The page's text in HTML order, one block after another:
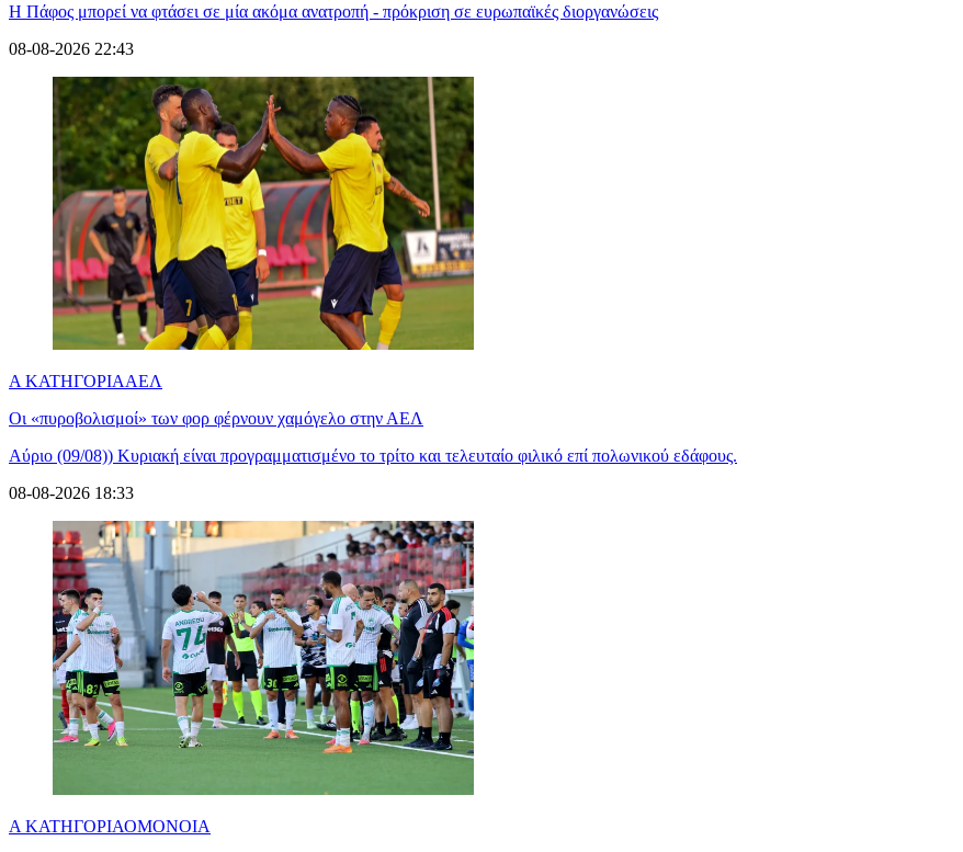
Η Πάφος μπορεί να φτάσει σε μία ακόμα ανατροπή - πρόκριση σε ευρωπαϊκές διοργανώσεις
08-08-2026 22:43
Α ΚΑΤΗΓΟΡΙΑΑΕΛ
Οι «πυροβολισμοί» των φορ φέρνουν χαμόγελο στην ΑΕΛ
Αύριο (09/08)) Κυριακή είναι προγραμματισμένο το τρίτο και τελευταίο φιλικό επί πολωνικού εδάφους.
08-08-2026 18:33
Α ΚΑΤΗΓΟΡΙΑΟΜΟΝΟΙΑ